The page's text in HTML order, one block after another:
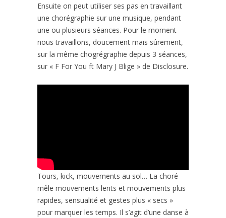
Ensuite on peut utiliser ses pas en travaillant
une chorégraphie sur une musique, pendant
une ou plusieurs séances. Pour le moment
nous travaillons, doucement mais sûrement,
sur la même chogrégraphie depuis 3 séances,
sur « F For You ft Mary J Blige » de Disclosure.
Tours, kick, mouvements au sol… La choré
mêle mouvements lents et mouvements plus
rapides, sensualité et gestes plus « secs »
pour marquer les temps. Il s’agit d’une danse à